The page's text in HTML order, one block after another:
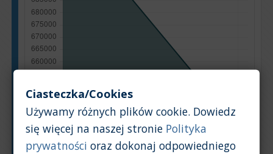
Ciasteczka/Cookies
Używamy różnych plików cookie. Dowiedz
się więcej na naszej stronie Polityka
prywatności oraz dokonaj odpowiedniego